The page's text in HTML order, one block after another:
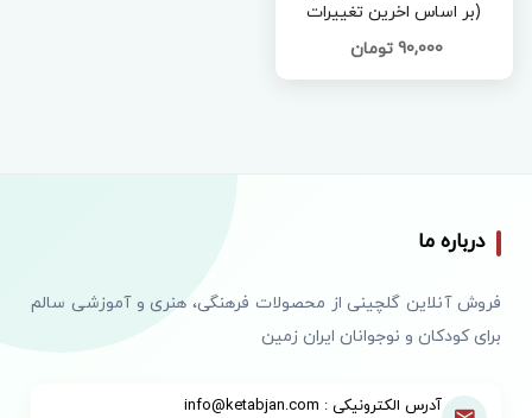
(بر اساس اخرین تغییرات
فارسی اول دبستان )
90,000 تومان
درباره ما
فروش آنلاین گلچینی از محصولات فرهنگی، هنری و آموزشی سالم
برای کودکان و نوجوانان ایران زمین
آدرس الکترونیکی : info@ketabjan.com